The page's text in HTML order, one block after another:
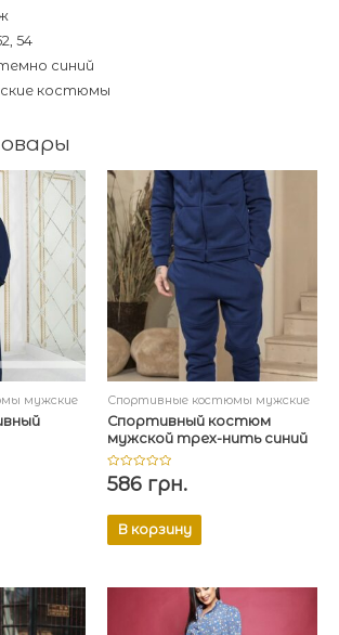
54
синий
костюмы
мужские Спортивные костюмы мужские
Спортивный костюм
мужской трех-нить синий
Оценка
0
586 грн.
В корзину